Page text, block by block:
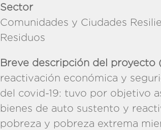
Sector
Comunidades y Ciudades
Breve descripción del proyecto
reactivación económica y
del covid-19: tuvo por objetivo
bienes de auto sustento y
pobreza y pobreza extrema